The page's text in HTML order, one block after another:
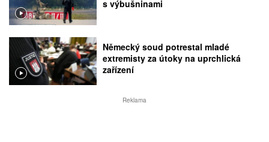
s výbušninami
Německý soud potrestal mladé
extremisty za útoky na uprchlická
zařízení
Reklama